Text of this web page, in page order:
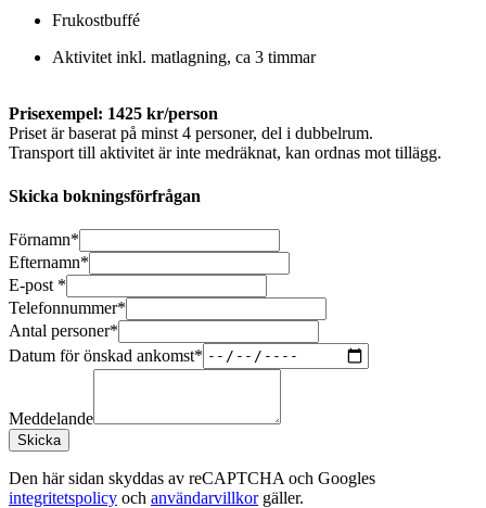
Frukostbuffé
Aktivitet inkl. matlagning, ca 3 timmar
Prisexempel: 1425 kr/person
Priset är baserat på minst 4 personer, del i dubbelrum.
Transport till aktivitet är inte medräknat, kan ordnas mot tillägg.
Skicka bokningsförfrågan
Förnamn*
Efternamn*
E-post *
Telefonnummer*
Antal personer*
Datum för önskad ankomst*
Meddelande
Skicka
Den här sidan skyddas av reCAPTCHA och Googles
integritetspolicy och användarvillkor gäller.